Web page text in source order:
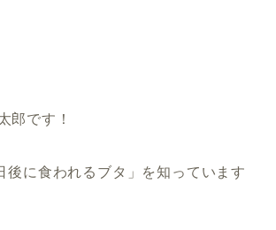
郎です！
後に食われるブタ」を知っています